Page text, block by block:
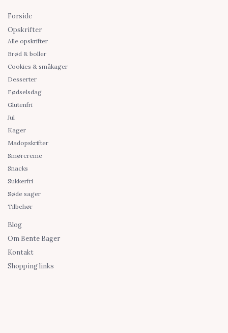
Forside
Opskrifter
Alle opskrifter
Brød & boller
Cookies & småkager
Desserter
Fødselsdag
Glutenfri
Jul
Kager
Madopskrifter
Smørcreme
Snacks
Sukkerfri
Søde sager
Tilbehør
Blog
Om Bente Bager
Kontakt
Shopping links